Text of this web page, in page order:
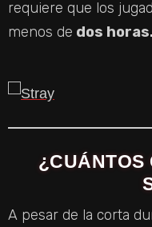
requiere que los
menos de dos
¿CUÁNTOS
A pesar de la corta